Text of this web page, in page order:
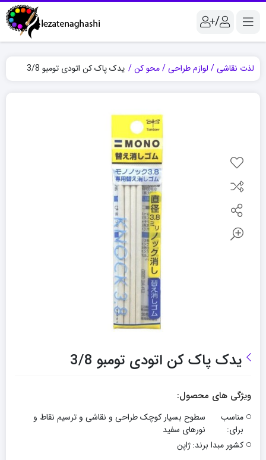
/
لذت نقاشی لوازم طراحی محو کن یدک پاک کن اتودی تومبو 3/8
یدک پاک کن اتودی تومبو 3/8
ویژگی های محصول:
مناسب
برای:
سطوح بسیار کوچک طراحی و نقاشی و ترسیم نقاط و
نورهای سفید
کشور مبدا برند:ژاپن